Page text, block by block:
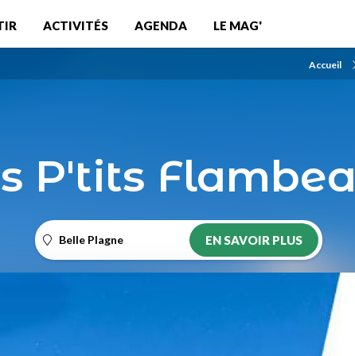
ACTIVITÉS AGENDA LE MAG'
Accueil
P'tits
Belle Plagne EN SAVOIR PLUS